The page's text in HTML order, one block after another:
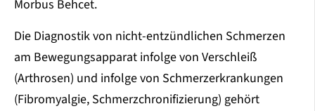
Morbus Behcet.
Die Diagnostik von nicht-entzündlichen Schmerzen
am Bewegungsapparat infolge von Verschleiß
(Arthrosen) und infolge von Schmerzerkrankungen
(Fibromyalgie, Schmerzchronifizierung) gehört